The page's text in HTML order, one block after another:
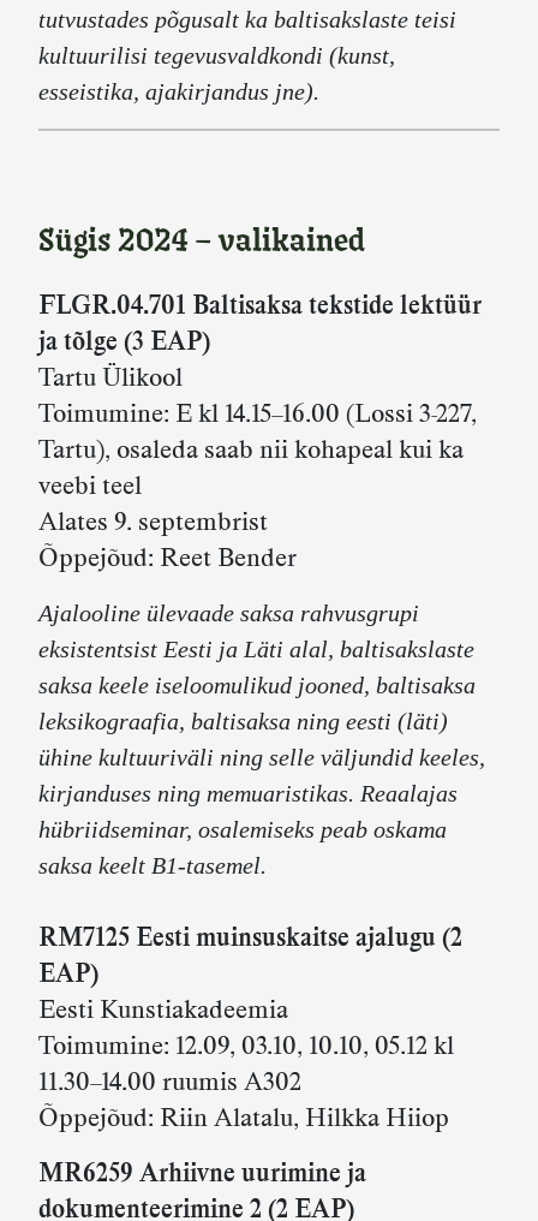
tutvustades põgusalt ka baltisakslaste teisi
kultuurilisi tegevusvaldkondi (kunst,
esseistika, ajakirjandus jne).
Sügis 2024 – valikained
FLGR.04.701 Baltisaksa tekstide lektüür
ja tõlge (3 EAP)
Tartu Ülikool
Toimumine: E kl 14.15–16.00 (Lossi 3-227,
Tartu), osaleda saab nii kohapeal kui ka
veebi teel
Alates 9. septembrist
Õppejõud: Reet Bender
Ajalooline ülevaade saksa rahvusgrupi
eksistentsist Eesti ja Läti alal, baltisakslaste
saksa keele iseloomulikud jooned, baltisaksa
leksikograafia, baltisaksa ning eesti (läti)
ühine kultuuriväli ning selle väljundid keeles,
kirjanduses ning memuaristikas. Reaalajas
hübriidseminar, osalemiseks peab oskama
saksa keelt B1-tasemel.
RM7125 Eesti muinsuskaitse ajalugu (2
EAP)
Eesti Kunstiakadeemia
Toimumine: 12.09, 03.10, 10.10, 05.12 kl
11.30–14.00 ruumis A302
Õppejõud: Riin Alatalu, Hilkka Hiiop
MR6259 Arhiivne uurimine ja
dokumenteerimine 2 (2 EAP)